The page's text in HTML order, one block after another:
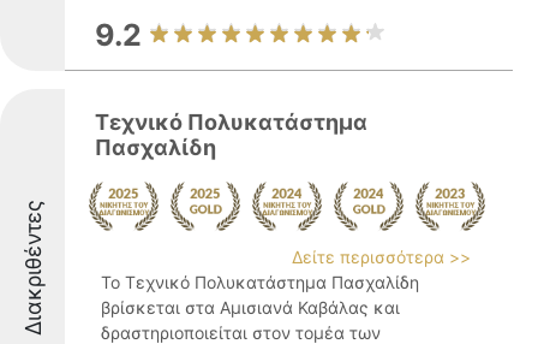
9.2
Διακριθέντες
Τεχνικό Πολυκατάστημα
Πασχαλίδη
Δείτε περισσότερα >>
Το Τεχνικό Πολυκατάστημα Πασχαλίδη
βρίσκεται στα Αμισιανά Καβάλας και
δραστηριοποιείται στον τομέα των